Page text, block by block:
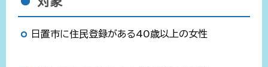
日置市に住民登録がある40歳以上の女性